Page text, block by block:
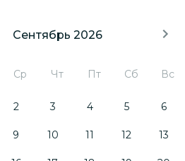
Сентябрь 2026
Ср Чт Пт Сб Вс
2 3 4 5 6
9 10 11 12 13